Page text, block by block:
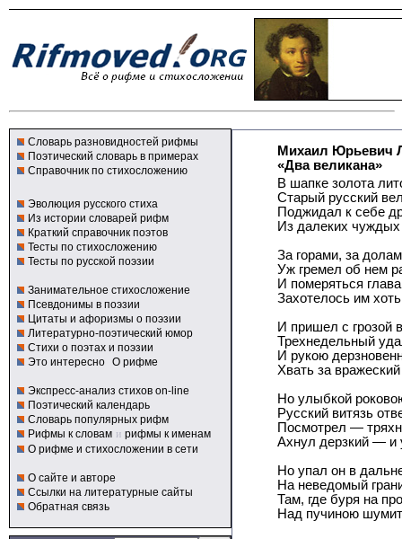
Словарь разновидностей рифмы
Поэтический словарь в примерах
Справочник по стихосложению
Эволюция русского стиха
Из истории словарей рифм
Краткий справочник поэтов
Тесты по стихосложению
Тесты по русской поэзии
Занимательное стихосложение
Псевдонимы в поэзии
Цитаты и афоризмы о поэзии
Литературно-поэтический юмор
Стихи о поэтах и поэзии
Это интересно О рифме
Экспресс-анализ стихов on-line
Поэтический календарь
Словарь популярных рифм
Рифмы к словам и рифмы к именам
О рифме и стихосложении в сети
О сайте и авторе
Ссылки на литературные сайты
Обратная связь
Михаил Юрьевич
«Два великана»
В шапке золота
Старый русский
Поджидал к себе
Из далеких чуждых
За горами, за
Уж гремел об нем
И померяться
Захотелось им
И пришел с грозой
Трехнедельный
И рукою
Хвать за
Но улыбкой
Русский витязь
Посмотрел —
Ахнул дерзкий — и
Но упал он в
На неведомый
Там, где буря на
Над пучиною